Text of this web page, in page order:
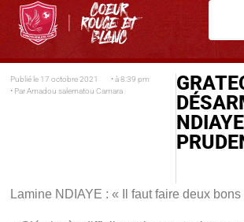
Publié le 17 octobre 2021 • à 8:39 pm
• ParAmadou salematou Camara
Lamine NDIAYE : « Il faut faire deux